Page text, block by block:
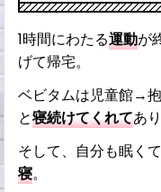
1時間にわたる運動が
げて帰宅。
ベビタムは児童館→
と寝続けてくれてあ
そして、自分も眠く
寝。